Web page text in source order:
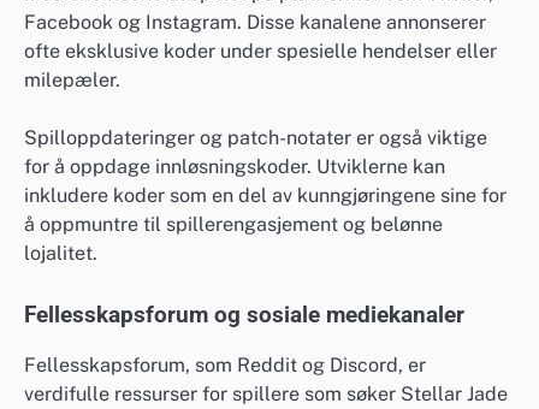
Facebook og Instagram. Disse kanalene annonserer
ofte eksklusive koder under spesielle hendelser eller
milepæler.
Spilloppdateringer og patch-notater er også viktige
for å oppdage innløsningskoder. Utviklerne kan
inkludere koder som en del av kunngjøringene sine for
å oppmuntre til spillerengasjement og belønne
lojalitet.
Fellesskapsforum og sosiale mediekanaler
Fellesskapsforum, som Reddit og Discord, er
verdifulle ressurser for spillere som søker Stellar Jade